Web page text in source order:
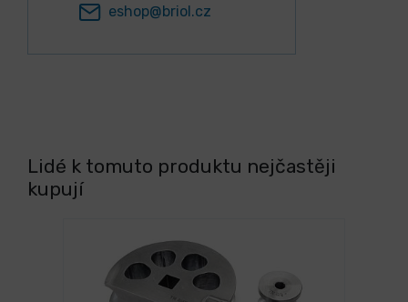
eshop@briol.cz
Lidé k tomuto produktu nejčastěji
kupují